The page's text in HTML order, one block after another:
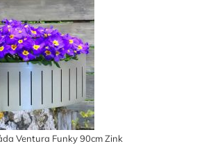
Ventura Funky 90cm Zink